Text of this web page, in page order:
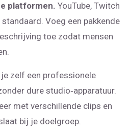
platformen. YouTube, Twitch
Voeg een pakkende
toe zodat mensen
zelf een professionele
dure studio‑apparatuur.
met verschillende clips en
bij je doelgroep.